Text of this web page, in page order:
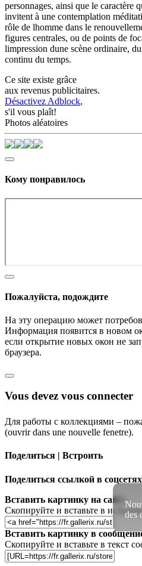
personnages, ainsi que le caractère
invitent à une contemplation
rôle de lhomme dans le
figures centrales, ou de points de
limpression dune scène ordinaire,
continu du temps.
Ce site existe grâce
aux revenus publicitaires.
Désactivez Adblock,
s'il vous plaît!
Photos aléatoires
Кому понравилось
Пожалуйста, подождите
На эту операцию может
Информация появится в новом
если открытие новых окон не
браузера.
Vous devez vous connecter
Для работы с коллекциями –
(ouvrir dans une nouvelle fenetre).
Поделиться | Встроить
Поделиться ссылкой в
Вставить картинку на сайт:
Скопируйте и вставьте в
Вставить картинку в
Скопируйте и вставьте в текст
des